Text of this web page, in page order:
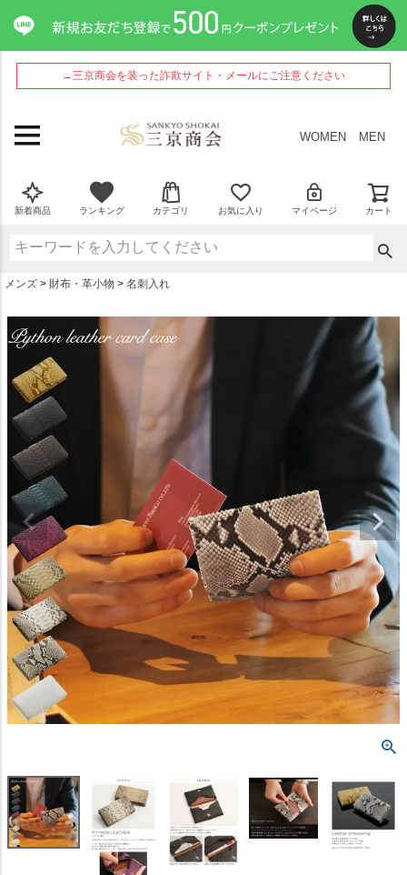
→三京商会を装った詐欺サイト・メールにご注意ください
WOMEN MEN
新着商品 ランキング カテゴリ お気に入り マイページ カート
メンズ 財布・革小物 名刺入れ
ペー
ジト
ップ
へ